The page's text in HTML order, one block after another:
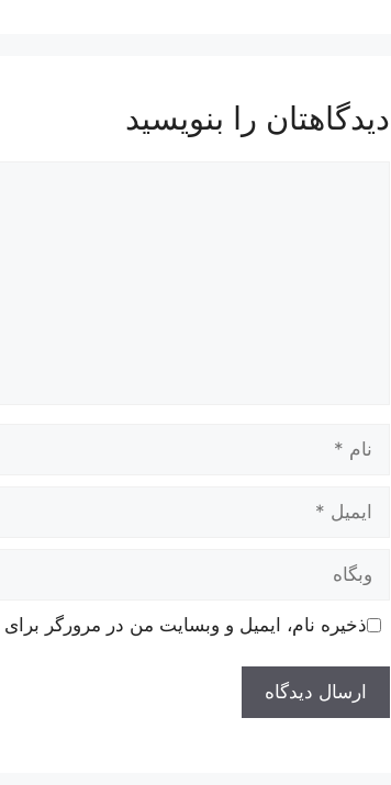
دیدگاهتان را بنویسید
وبگاه
ذخیره نام، ایمیل و وبسایت من در مرورگر